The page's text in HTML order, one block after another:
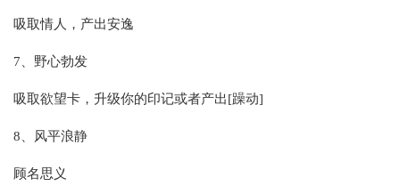
吸取情人，产出安逸
7、野心勃发
吸取欲望卡，升级你的印记或者产出[躁动]
8、风平浪静
顾名思义